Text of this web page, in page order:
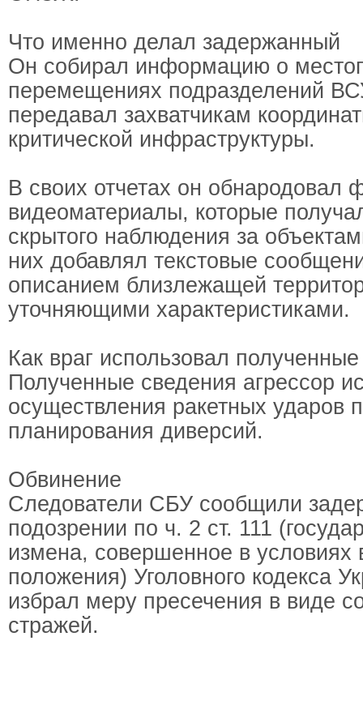
Что именно делал задержанный
Он собирал информацию о
перемещениях подразделений
передавал захватчикам
критической инфраструктуры.
В своих отчетах он обнародовал
видеоматериалы, которые
скрытого наблюдения за
них добавлял текстовые
описанием близлежащей
уточняющими характеристиками.
Как враг использовал
Полученные сведения агрессор
осуществления ракетных ударов
планирования диверсий.
Обвинение
Следователи СБУ сообщили
подозрении по ч. 2 ст. 111
измена, совершенное в условиях
положения) Уголовного кодекса
избрал меру пресечения в виде
стражей.